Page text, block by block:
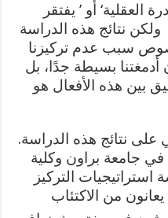
العقلية‘ أو ’ يفتقر
ولكن نتائج هذه الدراسة
سبب عدم تركيزنا
بسيطة جدًا، بل
بين هذه الأفعال هو
على نتائج هذه الدراسة.
في جامعة براون وكلية
التركيز
من الاكتئاب